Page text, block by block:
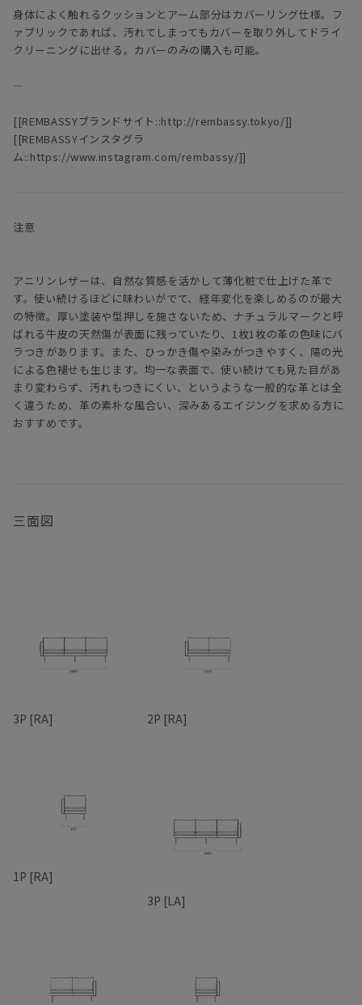
身体によく触れるクッションとアーム部分はカバーリング仕様。フ
ァブリックであれば、汚れてしまってもカバーを取り外してドライ
クリーニングに出せる。カバーのみの購入も可能。
―
[[REMBASSYブランドサイト::http://rembassy.tokyo/]]
[[REMBASSYインスタグラ
ム::https://www.instagram.com/rembassy/]]
注意
アニリンレザーは、自然な質感を活かして薄化粧で仕上げた革で
す。使い続けるほどに味わいがでて、経年変化を楽しめるのが最大
の特徴。厚い塗装や型押しを施さないため、ナチュラルマークと呼
ばれる牛皮の天然傷が表面に残っていたり、1枚1枚の革の色味にバ
ラつきがあります。また、ひっかき傷や染みがつきやすく、陽の光
による色褪せも生じます。均一な表面で、使い続けても見た目があ
まり変わらず、汚れもつきにくい、というような一般的な革とは全
く違うため、革の素朴な風合い、深みあるエイジングを求める方に
おすすめです。
三面図
3P [RA] 2P [RA]
1P [RA]
3P [LA]